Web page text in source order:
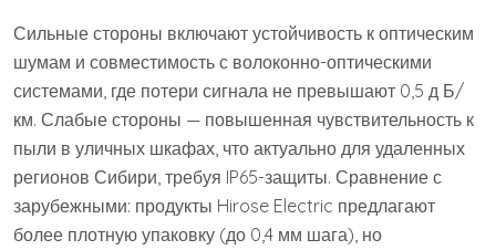
Сильные стороны включают устойчивость к оптическим
шумам и совместимость с волоконно-оптическими
системами, где потери сигнала не превышают 0,5 д Б/
км. Слабые стороны — повышенная чувствительность к
пыли в уличных шкафах, что актуально для удаленных
регионов Сибири, требуя IP65-защиты. Сравнение с
зарубежными: продукты Hirose Electric предлагают
более плотную упаковку (до 0,4 мм шага), но